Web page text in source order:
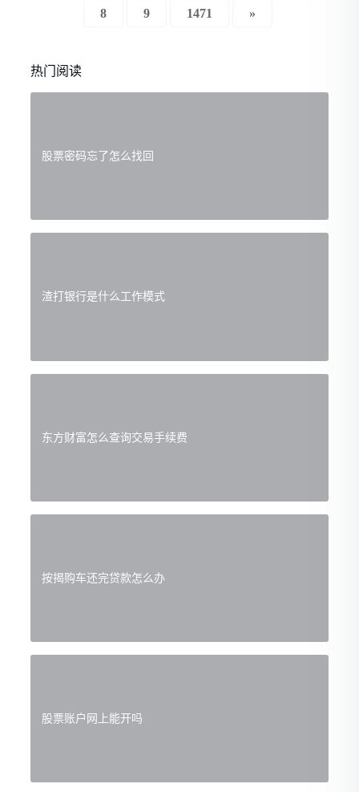
8 9 1471 »
热门阅读
股票密码忘了怎么找回
渣打银行是什么工作模式
东方财富怎么查询交易手续费
按揭购车还完贷款怎么办
股票账户网上能开吗